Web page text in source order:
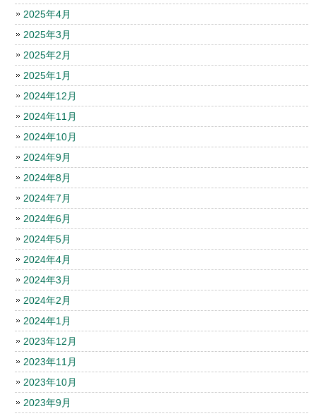
2025年4月
2025年3月
2025年2月
2025年1月
2024年12月
2024年11月
2024年10月
2024年9月
2024年8月
2024年7月
2024年6月
2024年5月
2024年4月
2024年3月
2024年2月
2024年1月
2023年12月
2023年11月
2023年10月
2023年9月